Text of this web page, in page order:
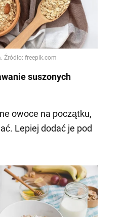
suszonych
owoce na początku,
Lepiej dodać je pod